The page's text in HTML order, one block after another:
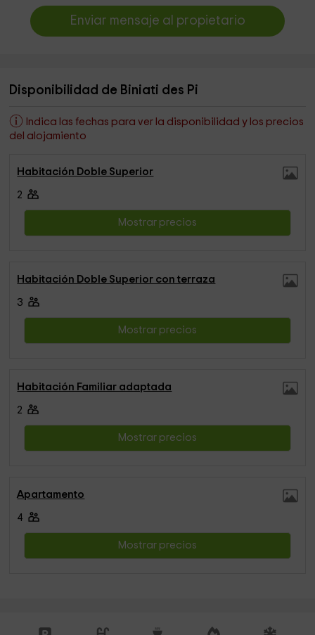
Enviar mensaje al propietario
Disponibilidad de Biniati des Pi
Indica las fechas para ver la disponibilidad y los precios
del alojamiento
Habitación Doble Superior
2
Mostrar precios
Habitación Doble Superior con terraza
3
Mostrar precios
Habitación Familiar adaptada
2
Mostrar precios
Apartamento
4
Mostrar precios